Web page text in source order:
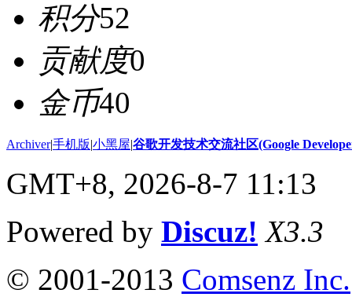
积分52
贡献度0
金币40
Archiver|手机版|小黑屋|谷歌开发技术交流社区(Google
GMT+8, 2026-8-7 11:13
Powered by Discuz! X3.3
© 2001-2013 Comsenz Inc.